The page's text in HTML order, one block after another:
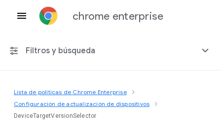
chrome enterprise
Filtros y búsqueda
Cualquier plataforma
Chrome 151
Lista de políticas de Chrome Enterprise
Configuración de actualización de dispositivos
DeviceTargetVersionSelector